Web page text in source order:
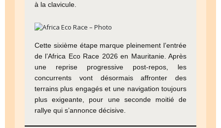
à la clavicule.
Cette sixième étape marque pleinement l’entrée
de l’Africa Eco Race 2026 en Mauritanie. Après
une reprise progressive post-repos, les
concurrents vont désormais affronter des
terrains plus engagés et une navigation toujours
plus exigeante, pour une seconde moitié de
rallye qui s’annonce décisive.